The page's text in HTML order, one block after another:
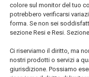
colore sul monitor del tuo
potrebbero verificarsi
forma. Se non sei
sezione Resi e Resi.
Ci riserviamo il diritto, ma
nostri prodotti o servizi a
giurisdizione. Possiamo